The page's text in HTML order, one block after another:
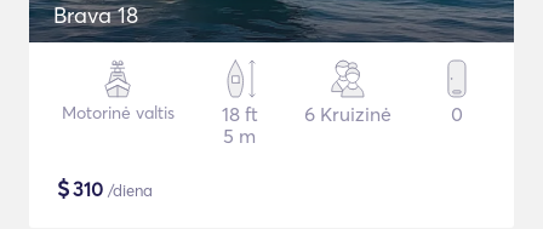
Brava 18
Motorinė valtis
18 ft
5 m
6 Kruizinė 0
$310 /diena